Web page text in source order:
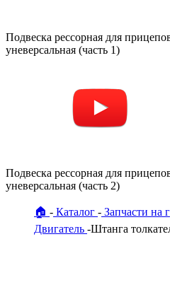
Подвеска рессорная для
уневерсальная (часть 1)
Подвеска рессорная для
уневерсальная (часть 2)
🏠 Каталог Запчасти на
Двигатель Штанга